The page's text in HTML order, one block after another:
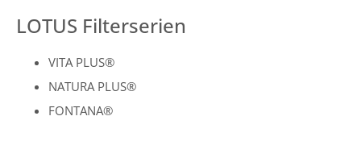
LOTUS Filterserien
VITA PLUS®
NATURA PLUS®
FONTANA®